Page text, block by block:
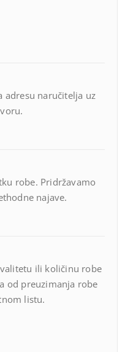
adresu naručitelja uz
robe. Pridržavamo
najave.
ili količinu robe
od preuzimanja robe
listu.